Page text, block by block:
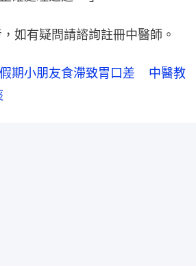
如有疑問請諮詢註冊中醫師。
期小朋友食滯致胃口差    中醫教